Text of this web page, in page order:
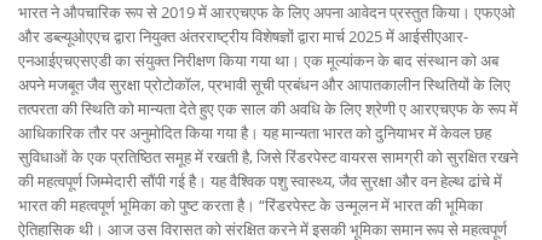
भारत ने औपचारिक रूप से 2019 में आरएचएफ के लिए अपना आवेदन प्रस्तुत किया। एफएओ
और डब्ल्यूओएएच द्वारा नियुक्त अंतरराष्ट्रीय विशेषज्ञों द्वारा मार्च 2025 में आईसीएआर-
एनआईएचएसएडी का संयुक्त निरीक्षण किया गया था। एक मूल्यांकन के बाद संस्थान को अब
अपने मजबूत जैव सुरक्षा प्रोटोकॉल, प्रभावी सूची प्रबंधन और आपातकालीन स्थितियों के लिए
तत्परता की स्थिति को मान्यता देते हुए एक साल की अवधि के लिए श्रेणी ए आरएचएफ के रूप में
आधिकारिक तौर पर अनुमोदित किया गया है। यह मान्यता भारत को दुनियाभर में केवल छह
सुविधाओं के एक प्रतिष्ठित समूह में रखती है, जिसे रिंडरपेस्ट वायरस सामग्री को सुरक्षित रखने
की महत्वपूर्ण जिम्मेदारी सौंपी गई है। यह वैश्विक पशु स्वास्थ्य, जैव सुरक्षा और वन हेल्थ ढांचे में
भारत की महत्वपूर्ण भूमिका को पुष्ट करता है। “रिंडरपेस्ट के उन्मूलन में भारत की भूमिका
ऐतिहासिक थी। आज उस विरासत को संरक्षित करने में इसकी भूमिका समान रूप से महत्वपूर्ण